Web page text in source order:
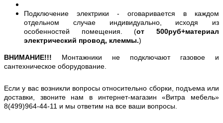
Подключение электрики - оговаривается в каждом
отдельном случае индивидуально, исходя из
особенностей помещения. (от 500руб+материал
электрический провод, клеммы.)
ВНИМАНИЕ!!! Монтажники не подключают газовое и
сантехническое оборудование.
Если у вас возникли вопросы относительно сборки, подъема или
доставки, звоните нам в интернет-магазин «Витра мебель»
8(499)964-44-11 и мы ответим на все ваши вопросы.